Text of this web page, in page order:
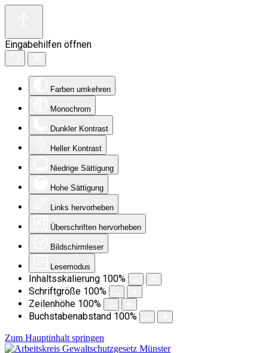
Eingabehilfen öffnen
Farben umkehren
Monochrom
Dunkler Kontrast
Heller Kontrast
Niedrige Sättigung
Hohe Sättigung
Links hervorheben
Überschriften hervorheben
Bildschirmleser
Lesemodus
Inhaltsskalierung 100%
Schriftgröße 100%
Zeilenhöhe 100%
Buchstabenabstand 100%
Zum Hauptinhalt springen